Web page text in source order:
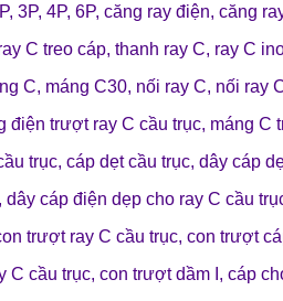
3P, 4P, 6P, căng ray điện, căng
C treo cáp, thanh ray C, ray C
C, máng C30, nối ray C, nối ray
điện trượt ray C cầu trục, máng C
trục, cáp dẹt cầu trục, dây cáp
, dây cáp điện dẹp cho ray C cầu
trượt ray C cầu trục, con trượt
C cầu trục, con trượt dầm I , cáp